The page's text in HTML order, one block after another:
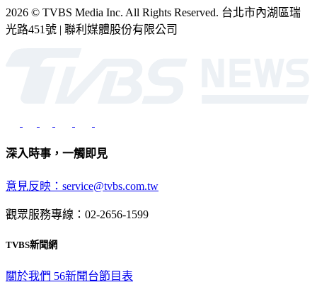
2026 © TVBS Media Inc. All Rights Reserved. 台北市內湖區瑞
光路451號 | 聯利媒體股份有限公司
深入時事，一觸即見
意見反映：service@tvbs.com.tw
觀眾服務專線：02-2656-1599
TVBS新聞網
關於我們 56新聞台節目表